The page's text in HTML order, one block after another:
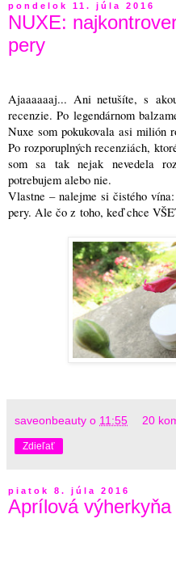
pondelok 11. júla 2016
NUXE:
pery
Ajaaaaaaj... Ani netušíte, s
recenzie. Po legendárnom
Nuxe som pokukovala asi milión
Po rozporuplných recenziách,
som sa tak nejak nevedela
potrebujem alebo nie.
Vlastne – nalejme si čistého
pery. Ale čo z toho, keď chce
saveonbeauty o 11:55 20
Zdieľať
piatok 8. júla 2016
Aprílová výherkyňa